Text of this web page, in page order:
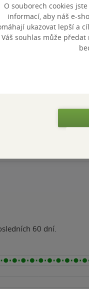
60 dní.
O souborech cookies
informací, aby náš e-
ukazovat lepší a
Váš souhlas může